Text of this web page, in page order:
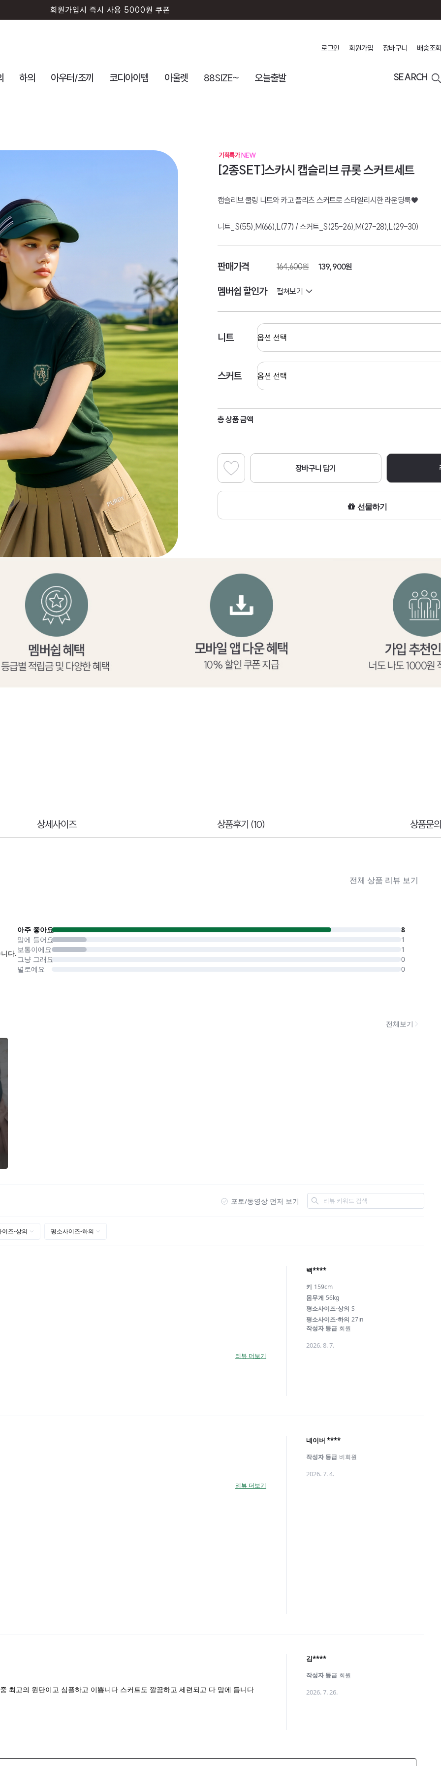
회원가입시 즉시 사용 5000원 쿠폰
로그인 회원가입 장바구니 배송조회
하의 아우터/조끼 코디아이템 아울렛 88SIZE~ 오늘출발 SEARCH
[2종SET]스카시 캡슬리브 큐롯 스커트세트
캡슬리브 쿨링 니트와 카고 플리츠 스커트로 스타일리시한 라운딩룩♥
니트_S(55),M(66),L(77) / 스커트_S(25-26),M(27-28),L(29-30)
판매가격 164,600원 139,900원
멤버쉽 할인가 펼쳐보기
니트
스커트
총 상품 금액
장바구니 담기
선물하기
상세사이즈 상품후기 (10) 상품문의